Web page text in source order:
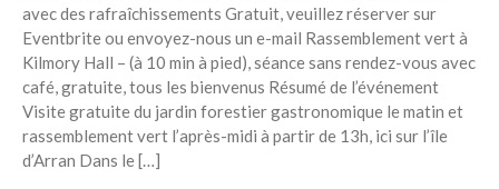
avec des rafraîchissements Gratuit, veuillez réserver sur
Eventbrite ou envoyez-nous un e-mail Rassemblement vert à
Kilmory Hall – (à 10 min à pied), séance sans rendez-vous avec
café, gratuite, tous les bienvenus Résumé de l’événement
Visite gratuite du jardin forestier gastronomique le matin et
rassemblement vert l’après-midi à partir de 13h, ici sur l’île
d’Arran Dans le […]